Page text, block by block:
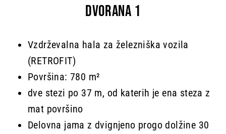
DVORANA 1
Vzdrževalna hala za železniška vozila
(RETROFIT)
Površina: 780 m²
dve stezi po 37 m, od katerih je ena steza z
mat površino
Delovna jama z dvignjeno progo dolžine 30